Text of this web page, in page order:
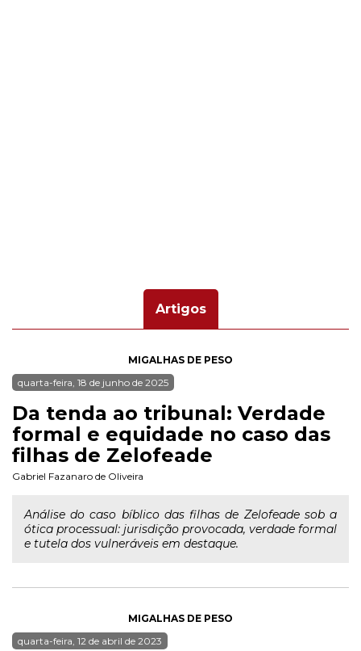
Artigos
MIGALHAS DE PESO
quarta-feira, 18 de junho de 2025
Da tenda ao tribunal: Verdade
formal e equidade no caso das
filhas de Zelofeade
Gabriel Fazanaro de Oliveira
Análise do caso bíblico das filhas de Zelofeade sob a
ótica processual: jurisdição provocada, verdade formal
e tutela dos vulneráveis em destaque.
MIGALHAS DE PESO
quarta-feira, 12 de abril de 2023